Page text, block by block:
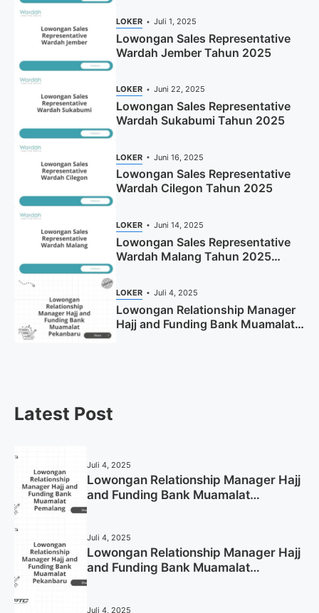
LOKER Juli 1, 2025
Lowongan Sales Representative
Wardah Jember Tahun 2025
LOKER Juni 22, 2025
Lowongan Sales Representative
Wardah Sukabumi Tahun 2025
LOKER Juni 16, 2025
Lowongan Sales Representative
Wardah Cilegon Tahun 2025
LOKER Juni 14, 2025
Lowongan Sales Representative
Wardah Malang Tahun 2025
LOKER Juli 4, 2025
Lowongan Relationship Manager
Hajj and Funding Bank Muamalat
Latest Post
Juli 4, 2025
Lowongan Relationship Manager Hajj
and Funding Bank Muamalat
Juli 4, 2025
Lowongan Relationship Manager Hajj
and Funding Bank Muamalat
Juli 4, 2025